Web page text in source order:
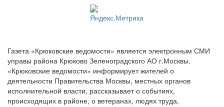
Газета «Крюковские ведомости» является электронным СМИ
управы района Крюково Зеленоградского АО г.Москвы.
«Крюковские ведомости» информирует жителей о
деятельности Правительства Москвы, местных органов
исполнительной власти, рассказывает о событиях,
происходящих в районе, о ветеранах, людях труда,